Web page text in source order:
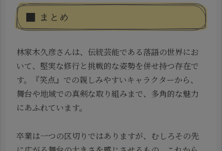
■ まとめ
林家木久彦さんは、伝統芸能である落語の世界にお
いて、堅実な修行と挑戦的な姿勢を併せ持つ存在で
す。『笑点』での親しみやすいキャラクターから、
舞台や地域での真剣な取り組みまで、多角的な魅力
にあふれています。
卒業は一つの区切りではありますが、むしろその先